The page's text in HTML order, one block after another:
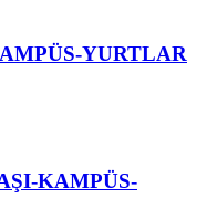
YURTLAR
KAMPÜS-